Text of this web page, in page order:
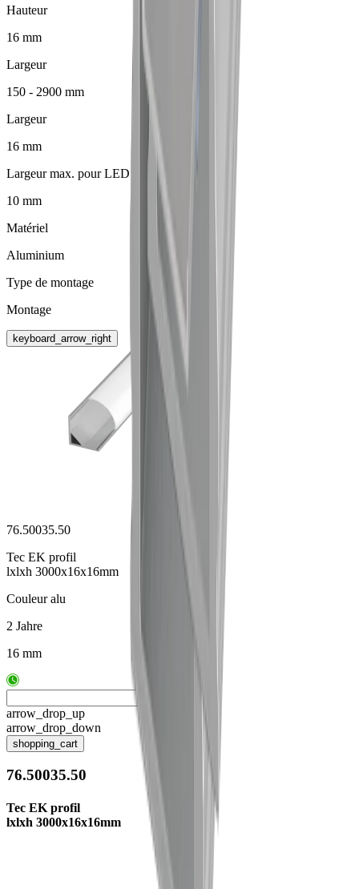
Hauteur
16 mm
Largeur
150 - 2900 mm
Largeur
16 mm
Largeur max. pour LED
10 mm
Matériel
Aluminium
Type de montage
Montage
keyboard_arrow_right
76.50035.50
Tec EK profil
lxlxh 3000x16x16mm
Couleur alu
2 Jahre
16 mm
arrow_drop_up
arrow_drop_down
shopping_cart
76.50035.50
Tec EK profil
lxlxh 3000x16x16mm